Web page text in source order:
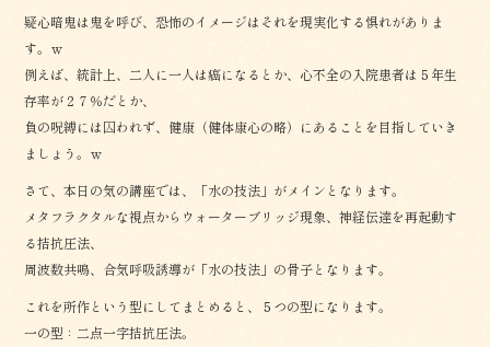
疑心暗鬼は鬼を呼び、恐怖のイメージはそれを現実化する惧れがありま
す。ｗ
例えば、統計上、二人に一人は癌になるとか、心不全の入院患者は５年生
存率が２７％だとか、
負の呪縛には囚われず、健康（健体康心の略）にあることを目指していき
ましょう。ｗ
さて、本日の気の講座では、「水の技法」がメインとなります。
メタフラクタルな視点からウォーターブリッジ現象、神経伝達を再起動す
る拮抗圧法、
周波数共鳴、合気呼吸誘導が「水の技法」の骨子となります。
これを所作という型にしてまとめると、５つの型になります。
一の型：二点一字拮抗圧法。